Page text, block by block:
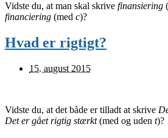
Vidste du, at man skal skrive finansiering
financiering (med c)?
Hvad er rigtigt?
15. august 2015
Vidste du, at det både er tilladt at skrive
Det er gået rigtig stærkt(med og uden t)?